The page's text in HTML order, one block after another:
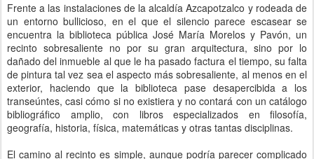
Frente a las instalaciones de la alcaldía Azcapotzalco y rodeada de
un entorno bullicioso, en el que el silencio parece escasear se
encuentra la biblioteca pública José María Morelos y Pavón, un
recinto sobresaliente no por su gran arquitectura, sino por lo
dañado del inmueble al que le ha pasado factura el tiempo, su falta
de pintura tal vez sea el aspecto más sobresaliente, al menos en el
exterior, haciendo que la biblioteca pase desapercibida a los
transeúntes, casi cómo si no existiera y no contará con un catálogo
bibliográfico amplio, con libros especializados en filosofía,
geografía, historia, física, matemáticas y otras tantas disciplinas.
El camino al recinto es simple, aunque podría parecer complicado